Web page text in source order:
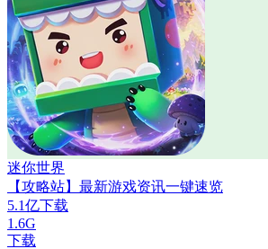
迷你世界
【攻略站】最新游戏资讯一键速览
5.1亿下载
1.6G
下载